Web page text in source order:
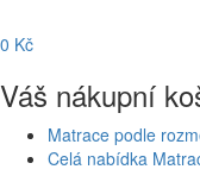
0 Kč
Váš nákupní
Matrace podle
Celá nabídka